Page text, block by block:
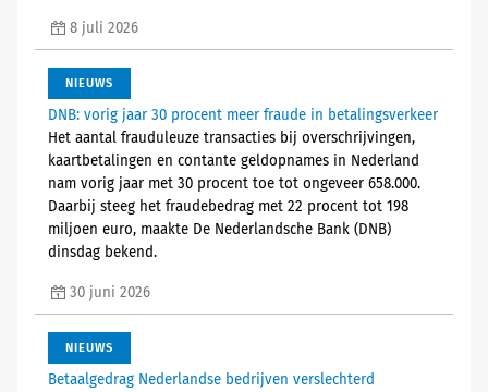
8 juli 2026
NIEUWS
DNB: vorig jaar 30 procent meer fraude in betalingsverkeer
Het aantal frauduleuze transacties bij overschrijvingen,
kaartbetalingen en contante geldopnames in Nederland
nam vorig jaar met 30 procent toe tot ongeveer 658.000.
Daarbij steeg het fraudebedrag met 22 procent tot 198
miljoen euro, maakte De Nederlandsche Bank (DNB)
dinsdag bekend.
30 juni 2026
NIEUWS
Betaalgedrag Nederlandse bedrijven verslechterd